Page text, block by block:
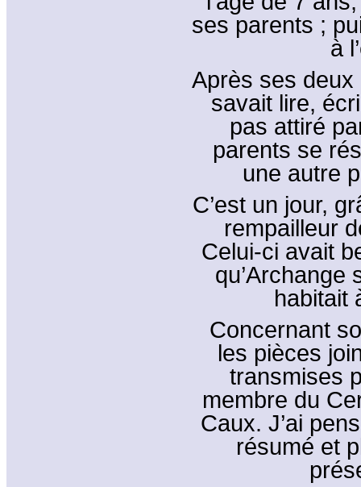
ses parents ;
à
Après ses deux
savait lire,
pas attiré
parents se
une autre
C’est un jour,
rempailleur
Celui-ci avait
qu’Archange
habitait
Concernant
les pièces
transmises
membre du
Caux. J’ai
résumé et